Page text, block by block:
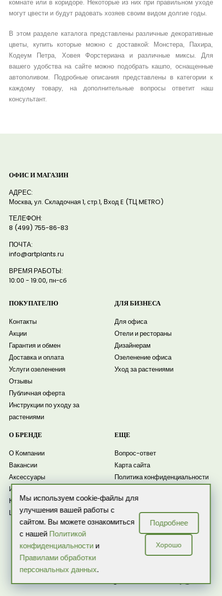
комнате или в коридоре. Некоторые из них при правильном уходе
могут цвести и будут радовать хозяев своим видом долгие годы.
В этом разделе каталога представлены различные декоративные
цветы, купить которые можно с доставкой: Монстера, Пахира,
Кодеум Петра, Ховея Форстериана и различные миксы. Для
вашего удобства на сайте можно подобрать кашпо, оснащенные
автополивом. Подробные описания представлены в категории к
каждому товару, на дополнительные вопросы ответит наш
консультант.
ОФИС И МАГАЗИН
АДРЕС:
Москва, ул. Складочная 1, стр.1, Вход E (ТЦ METRO)
ТЕЛЕФОН:
8 (499) 755-86-83
ПОЧТА:
info@artplants.ru
ВРЕМЯ РАБОТЫ:
10:00 - 19:00, пн-сб
ПОКУПАТЕЛЮ
Контакты
Акции
Гарантия и обмен
Доставка и оплата
Услуги озеленения
Отзывы
Публичная оферта
Инструкции по уходу за
растениями
ДЛЯ БИЗНЕСА
Для офиса
Отели и рестораны
Дизайнерам
Озеленение офиса
Уход за растениями
О БРЕНДЕ
О Компании
Вакансии
Аксессуары
Искусственные растения
Комнатные растения
Цветочные композиции
ЕЩЕ
Вопрос-ответ
Карта сайта
Политика конфиденциальности
персональных данных
Согласие на получение
рассылки
Новости
Мы используем cookie-файлы для
улучшения вашей работы с
сайтом. Вы можете ознакомиться
с нашей Политикой
конфиденциальностии
Правилами обработки
персональных данных.
Подробнее
Хорошо